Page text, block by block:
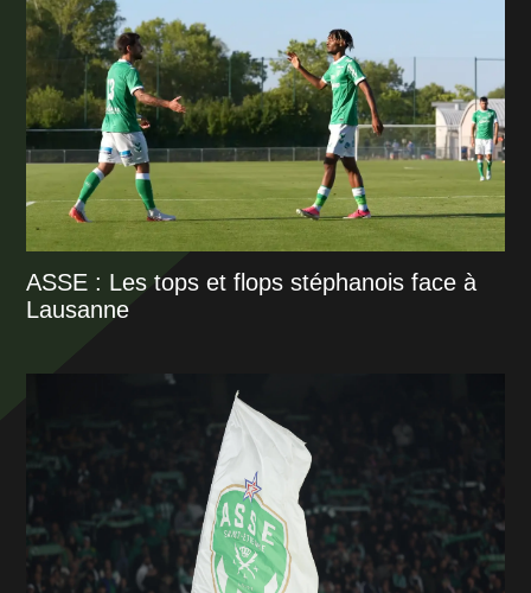
ASSE : Les tops et flops stéphanois face à
Lausanne